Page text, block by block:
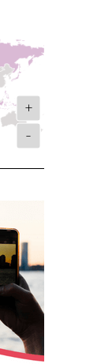
+
-